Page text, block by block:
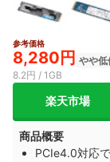
参考価格
8,280円 やや低
8.2円 / 1GB
楽天市場
商品概要
PCIe4.0対応